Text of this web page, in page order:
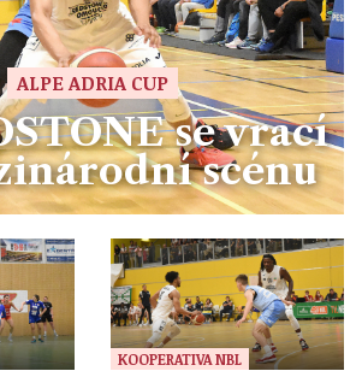
ALPE ADRIA CUP
se vrací
scénu
KOOPERATIVA NBL